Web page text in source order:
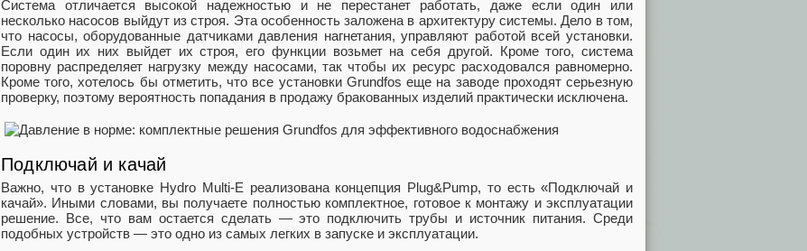
Система отличается высокой надежностью и не перестанет работать, даже если один или
несколько насосов выйдут из строя. Эта особенность заложена в архитектуру системы. Дело в том,
что насосы, оборудованные датчиками давления нагнетания, управляют работой всей установки.
Если один их них выйдет их строя, его функции возьмет на себя другой. Кроме того, система
поровну распределяет нагрузку между насосами, так чтобы их ресурс расходовался равномерно.
Кроме того, хотелось бы отметить, что все установки Grundfos еще на заводе проходят серьезную
проверку, поэтому вероятность попадания в продажу бракованных изделий практически исключена.
Подключай и качай
Важно, что в установке Hydro Multi-E реализована концепция Plug&Pump, то есть «Подключай и
качай». Иными словами, вы получаете полностью комплектное, готовое к монтажу и эксплуатации
решение. Все, что вам остается сделать — это подключить трубы и источник питания. Среди
подобных устройств — это одно из самых легких в запуске и эксплуатации.